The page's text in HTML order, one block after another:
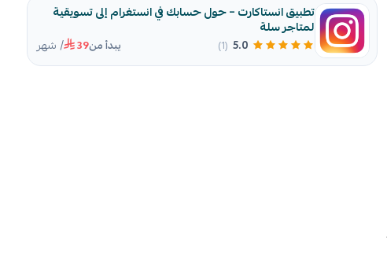
تطبيق انستاكارت – حول حسابك في انستغرام إلى تسويقية
لمتاجر سلة
5.0
(1) يبدأ من39 / شهر